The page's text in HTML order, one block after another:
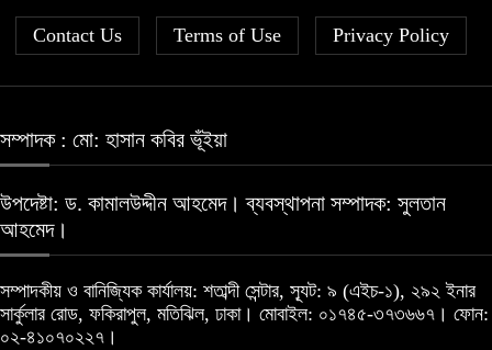
Contact Us Terms of Use Privacy Policy
সম্পাদক : মো: হাসান কবির ভূঁইয়া
উপদেষ্টা: ড. কামালউদ্দীন আহমেদ। ব্যবস্থাপনা সম্পাদক: সুলতান
আহমেদ।
সম্পাদকীয় ও বানিজ্যিক কার্যালয়: শতাব্দী সেন্টার, স্যূট: ৯ (এইচ-১), ২৯২ ইনার
সার্কুলার রোড, ফকিরাপুল, মতিঝিল, ঢাকা। মোবাইল: ০১৭৪৫-৩৭৩৬৬৭। ফোন:
০২-৪১০৭০২২৭।